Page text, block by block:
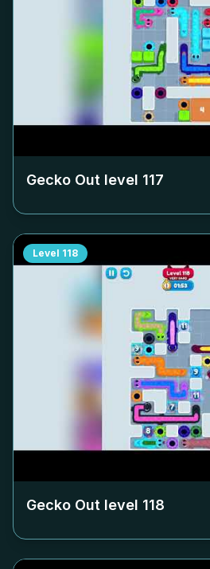
Gecko Out level 117
Level 118
Gecko Out level 118